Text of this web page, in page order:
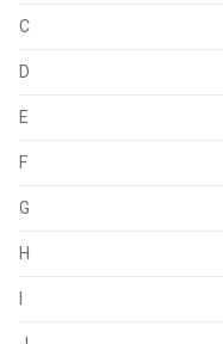
C
D
E
F
G
H